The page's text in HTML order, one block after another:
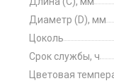
Диаметр (D), мм
Цоколь
Срок службы, ч
Цветовая